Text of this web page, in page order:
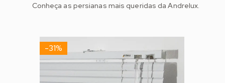
Conheça as persianas mais queridas da Andrelux.
-31%